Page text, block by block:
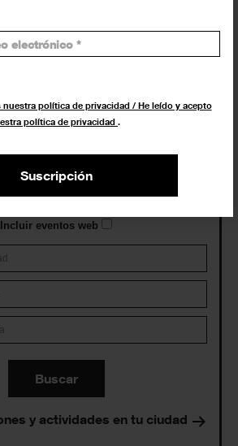
política de privacidad / He leído y acepto
política de privacidad .
Suscripción
que buscas !
En curso y futuros
Incluir eventos web
Buscar
y actividades en tu ciudad